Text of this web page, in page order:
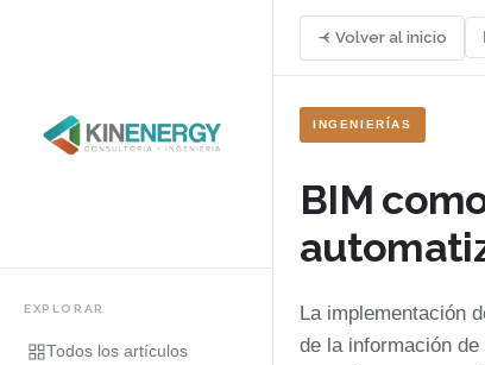
EXPLORAR
Todos los artículos
Volver al inicio
INGENIERÍAS
BIM
La implementación
de la información